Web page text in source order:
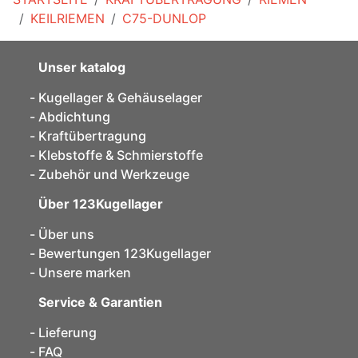
KEILRIEMEN
C75-DUNLOP
Unser katalog
Kugellager & Gehäuselager
Abdichtung
Kraftübertragung
Klebstoffe & Schmierstoffe
Zubehör und Werkzeuge
Über 123Kugellager
Über uns
Bewertungen 123Kugellager
Unsere marken
Service & Garantien
Lieferung
FAQ